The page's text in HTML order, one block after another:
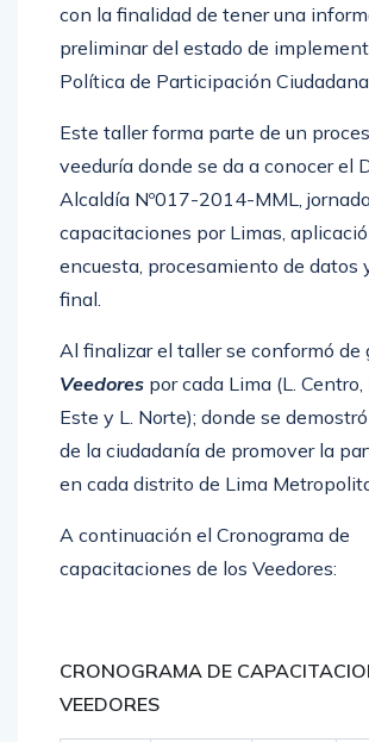
con la finalidad de tener una
preliminar del estado de
Política de Participación Ciudadana.
Este taller forma parte de un
veeduría donde se da a conocer el
Alcaldía Nº017-2014-MML,
capacitaciones por Limas,
encuesta, procesamiento de datos
final.
Al finalizar el taller se conformó de
Veedores por cada Lima (L. Centro,
Este y L. Norte); donde se
de la ciudadanía de promover la
en cada distrito de Lima
A continuación el Cronograma de
capacitaciones de los Veedores:
CRONOGRAMA DE
VEEDORES